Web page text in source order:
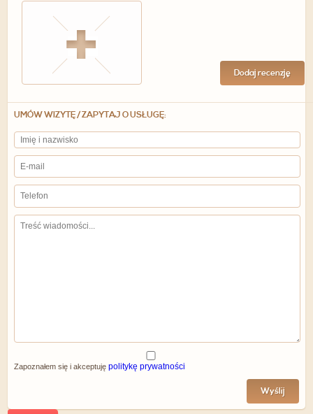
Dodaj recenzję
UMÓW WIZYTĘ / ZAPYTAJ O USŁUGĘ:
Zapoznałem się i akceptuję politykę prywatności
Wyślij